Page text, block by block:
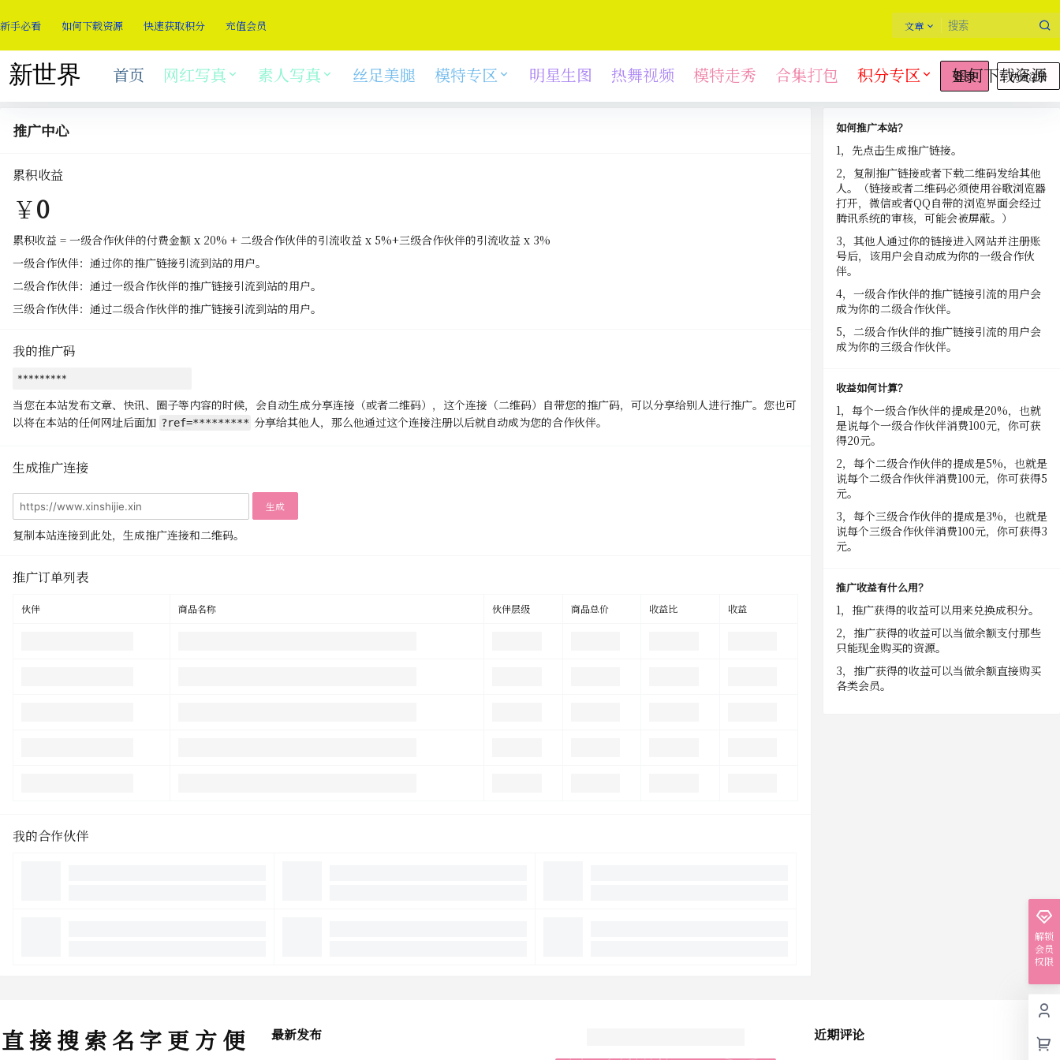
新手必看 如何下载资源 快速获取积分 充值会员 文章
登录 快速注册
首页 网红写真 素人写真 丝足美腿 模特专区 明星生图 热舞视频 模特走秀 合集打包 积分专区 如何下载资源
推广中心
累积收益
￥0
累积收益 = 一级合作伙伴的付费金额 x 20% + 二级合作伙伴的引流收益 x 5%+三级合作伙伴的引流收益 x 3%
一级合作伙伴：通过你的推广链接引流到站的用户。
二级合作伙伴：通过一级合作伙伴的推广链接引流到站的用户。
三级合作伙伴：通过二级合作伙伴的推广链接引流到站的用户。
我的推广码
当您在本站发布文章、快讯、圈子等内容的时候，会自动生成分享连接（或者二维码），这个连接（二维码）自带您的推广码，可以分享给别人进行推广。您也可
以将在本站的任何网址后面加 ?ref=********* 分享给其他人，那么他通过这个连接注册以后就自动成为您的合作伙伴。
生成推广连接
生成
复制本站连接到此处，生成推广连接和二维码。
推广订单列表
伙伴 商品名称 伙伴层级 商品总价 收益比 收益
我的合作伙伴
如何推广本站？
1，先点击生成推广链接。
2，复制推广链接或者下载二维码发给其他
人。（链接或者二维码必须使用谷歌浏览器
打开，微信或者QQ自带的浏览界面会经过
腾讯系统的审核，可能会被屏蔽。）
3，其他人通过你的链接进入网站并注册账
号后，该用户会自动成为你的一级合作伙
伴。
4，一级合作伙伴的推广链接引流的用户会
成为你的二级合作伙伴。
5，二级合作伙伴的推广链接引流的用户会
成为你的三级合作伙伴。
收益如何计算？
1，每个一级合作伙伴的提成是20%，也就
是说每个一级合作伙伴消费100元，你可获
得20元。
2，每个二级合作伙伴的提成是5%，也就是
说每个二级合作伙伴消费100元，你可获得5
元。
3，每个三级合作伙伴的提成是3%，也就是
说每个三级合作伙伴消费100元，你可获得3
元。
推广收益有什么用？
1，推广获得的收益可以用来兑换成积分。
2，推广获得的收益可以当做余额支付那些
只能现金购买的资源。
3，推广获得的收益可以当做余额直接购买
各类会员。
解锁
会员
权限
直 接 搜 索 名 字 更 方 便 最新发布 近期评论